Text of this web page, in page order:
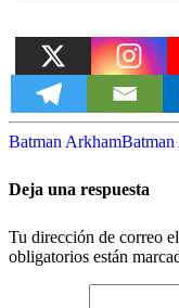
Batman Arkham
Deja una respuesta
Tu dirección de correo
obligatorios están